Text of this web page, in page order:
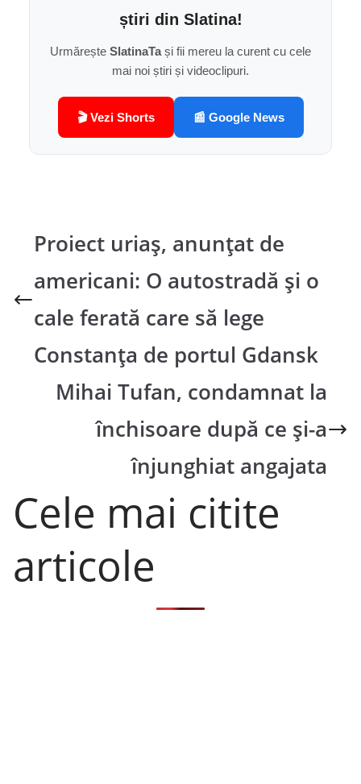
știri din Slatina!
Urmărește SlatinaTași fii mereu la curent cu cele
mai noi știri și videoclipuri.
🎬 Vezi Shorts 📰 Google News
Proiect uriaș, anunțat de
americani: O autostradă și o
cale ferată care să lege
Constanța de portul Gdansk
Mihai Tufan, condamnat la
închisoare după ce și-a
înjunghiat angajata
Cele mai citite
articole